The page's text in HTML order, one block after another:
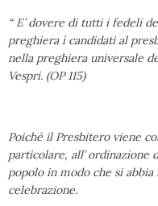
“ E’ dovere di tutti i fedeli
preghiera i candidati al
nella preghiera universale
Vespri. (OP 115)
Poiché il Presbitero viene
particolare, all’
popolo in modo che si
celebrazione.